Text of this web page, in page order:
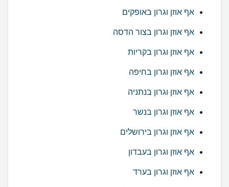
אף אוזן וגרון באופקים
אף אוזן וגרון בצור הדסה
אף אוזן וגרון בקריות
אף אוזן וגרון בחיפה
אף אוזן וגרון בנתניה
אף אוזן וגרון בנשר
אף אוזן וגרון בירושלים
אף אוזן וגרון בעבדון
אף אוזן וגרון בערד